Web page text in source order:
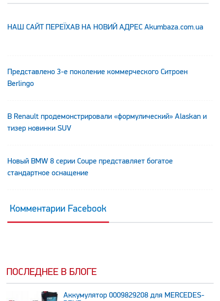
НАШ САЙТ ПЕРЕЇХАВ НА НОВИЙ АДРЕС Аkumbaza.com.ua
Представлено 3-е поколение коммерческого Ситроен
Berlingo
В Renault продемонстрировали «формулический» Alaskan и
тизер новинки SUV
Новый BMW 8 серии Coupe представляет богатое
стандартное оснащение
Комментарии Facebook
ПОСЛЕДНЕЕ В БЛОГЕ
Аккумулятор 0009829208 для MERCEDES-